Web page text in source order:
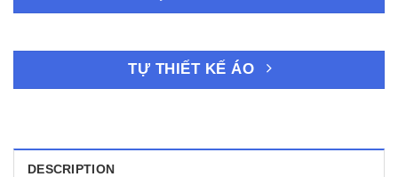
TỰ THIẾT KẾ ÁO
DESCRIPTION